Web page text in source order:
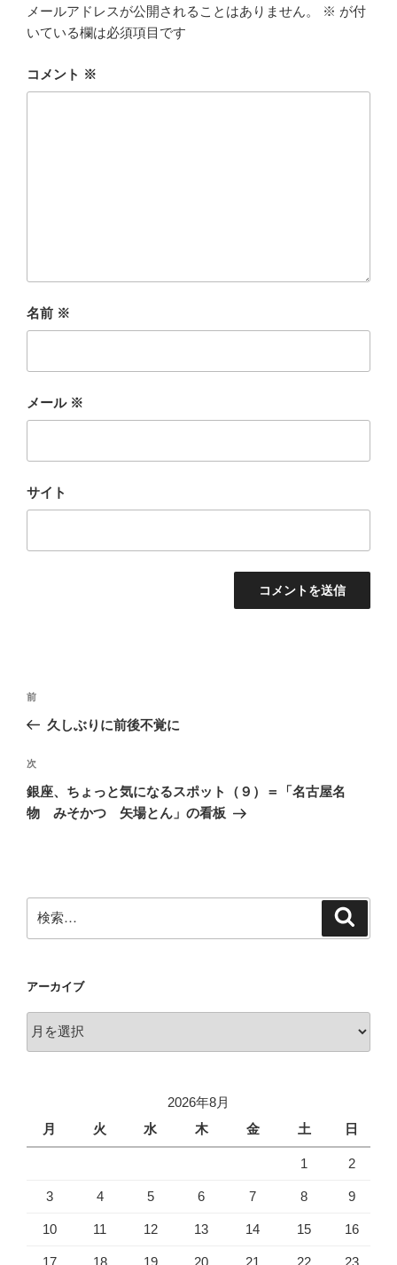
メールアドレスが公開されることはありません。 ※ が付
いている欄は必須項目です
コメント ※
名前 ※
メール ※
サイト
投
ビ
ゲ
ー
前
の
稿
前
久しぶりに前後不覚に
次
の
投
次
銀座、ちょっと気になるスポット（９）＝「名古屋名
物 みそかつ 矢場とん」の看板
索:
アーカイブ
ー
2026年8月
月
火 水 木 金 土 日
1 2
3 4 5 6 7 8 9
10 11 12 13 14 15 16